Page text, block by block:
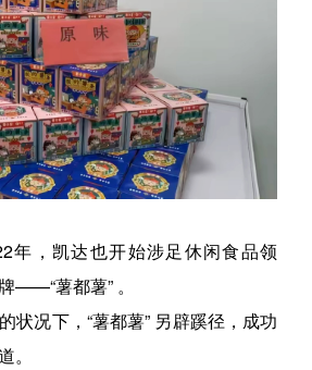
年，凯达也开始涉足休闲食品领
——“薯都薯” 。
状况下，“薯都薯” 另辟蹊径，成功
。